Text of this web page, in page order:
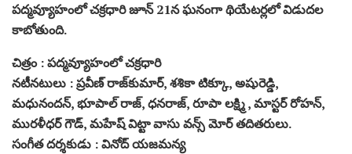
పద్మవ్యూహంలో చక్రధారి జూన్ 21న ఘనంగా థియేటర్లలో విడుదల
కాబోతుంది.
చిత్రం : పద్మవ్యూహంలో చక్రధారి
నటీనటులు : ప్రవీణ్‌ రాజ్‌కుమార్‌, శశికా టిక్కూ, అషురెడ్డి,
మధునందన్, భూపాల్ రాజ్, ధనరాజ్, రూపా లక్ష్మి , మాస్టర్ రోహన్,
మురళీధర్ గౌడ్, మహేష్ విట్టా వాసు వన్స్ మోర్ తదితరులు.
సంగీత దర్శకుడు : వినోద్ యజమన్య